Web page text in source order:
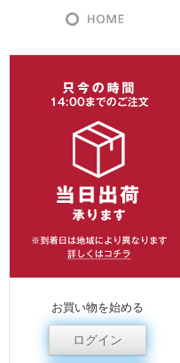
お買い物を始める
ログイン